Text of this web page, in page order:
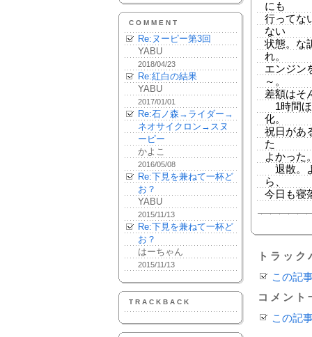
COMMENT
Re:ヌーピー第3回
YABU
2018/04/23
Re:紅白の結果
YABU
2017/01/01
Re:石ノ森→ライダー→
ネオサイクロン→スヌ
ーピー
かよこ
2016/05/08
Re:下見を兼ねて一杯ど
お？
YABU
2015/11/13
Re:下見を兼ねて一杯ど
お？
はーちゃん
2015/11/13
TRACKBACK
にも
行ってな
ない
状態。な
れ。
エンジン
～。
差額はそ
1時間ほ
化。
祝日があ
た
よかった
退散。
ら、
今日も寝
トラッ
この記
コメント
この記